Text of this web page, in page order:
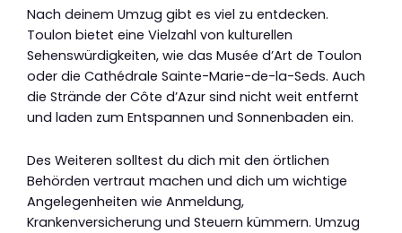
Nach deinem Umzug gibt es viel zu entdecken.
Toulon bietet eine Vielzahl von kulturellen
Sehenswürdigkeiten, wie das Musée d’Art de Toulon
oder die Cathédrale Sainte-Marie-de-la-Seds. Auch
die Strände der Côte d’Azur sind nicht weit entfernt
und laden zum Entspannen und Sonnenbaden ein.
Des Weiteren solltest du dich mit den örtlichen
Behörden vertraut machen und dich um wichtige
Angelegenheiten wie Anmeldung,
Krankenversicherung und Steuern kümmern. Umzug